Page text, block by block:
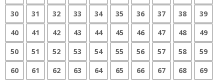
30
31 32 33 34 35 36 37 38
39
40
41 42 43 44 45 46 47 48
49
50
51 52 53 54 55 56 57 58
59
60
61 62 63 64 65 66 67 68
69